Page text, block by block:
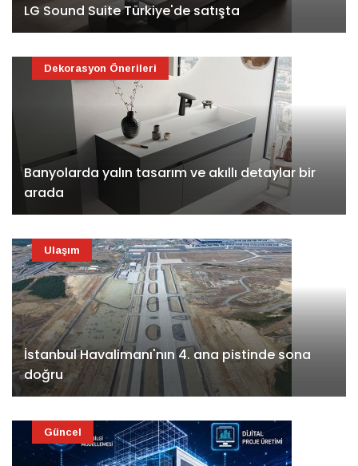
LG Sound Suite Türkiye'de satışta
Banyolarda yalın tasarım ve akıllı detaylar bir
arada
Dekorasyon Önerileri
İstanbul Havalimanı'nın 4. ana pistinde sona
doğru
Ulaşım
Güncel